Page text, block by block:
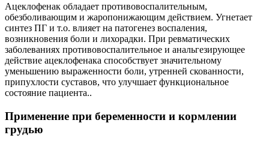
Ацеклофенак обладает противовоспалительным,
обезболивающим и жаропонижающим действием. Угнетает
синтез ПГ и т.о. влияет на патогенез воспаления,
возникновения боли и лихорадки. При ревматических
заболеваниях противовоспалительное и анальгезирующее
действие ацеклофенака способствует значительному
уменьшению выраженности боли, утренней скованности,
припухлости суставов, что улучшает функциональное
состояние пациента..
Применение при беременности и кормлении
грудью